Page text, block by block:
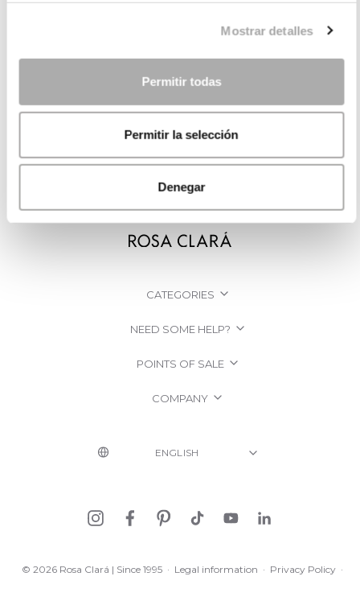
Mostrar detalles
Permitir todas
Permitir la selección
Denegar
CATEGORIES
NEED SOME HELP?
POINTS OF SALE
COMPANY
© 2026 Rosa Clará | Since 1995 · Legal information · Privacy Policy ·